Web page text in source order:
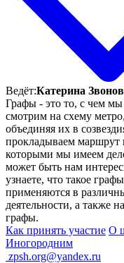
Ведёт:Катерина
Графы - это то, с чем мы
смотрим на схему
объединяя их в
прокладываем маршрут
которыми мы имеем
может быть нам
узнаете, что такое
применяются в
деятельности, а также
графы.
Как принять участие О
Иногородним
zpsh.org@yandex.ru